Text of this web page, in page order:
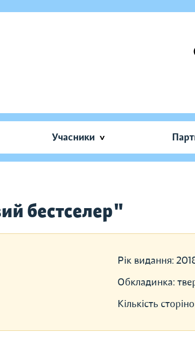
Учасники
бестселер"
Рік видання:
Обкладинка:
Кількість